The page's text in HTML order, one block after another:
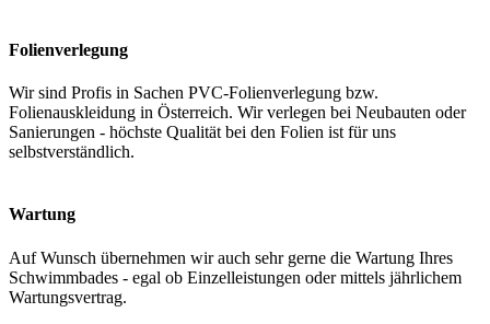
Folienverlegung
Wir sind Profis in Sachen PVC-Folienverlegung bzw.
Folienauskleidung in Österreich. Wir verlegen bei Neubauten oder
Sanierungen - höchste Qualität bei den Folien ist für uns
selbstverständlich.
Wartung
Auf Wunsch übernehmen wir auch sehr gerne die Wartung Ihres
Schwimmbades - egal ob Einzelleistungen oder mittels jährlichem
Wartungsvertrag.